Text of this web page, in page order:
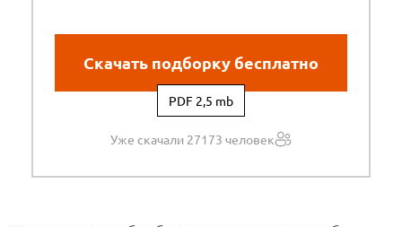
Скачать подборку бесплатно
PDF 2,5 mb
Уже скачали 27173 человек